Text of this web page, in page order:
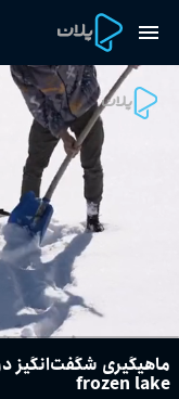
frozen lake